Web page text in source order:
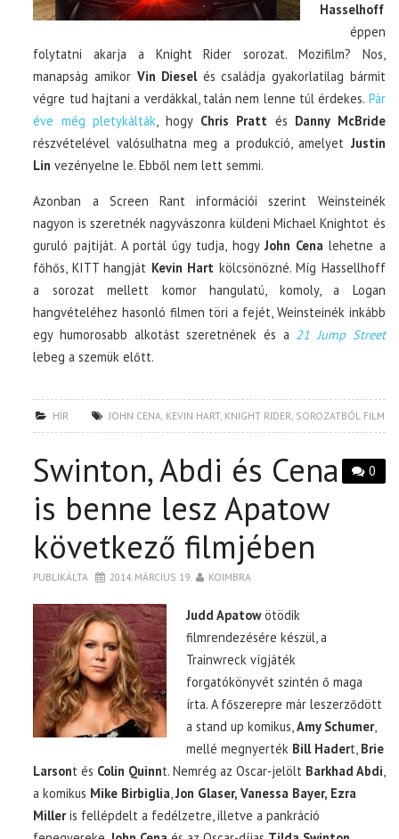
Hasselhoff
éppen
folytatni akarja a Knight Rider sorozat. Mozifilm? Nos,
manapság amikor Vin Dieselés családja gyakorlatilag bármit
végre tud hajtani a verdákkal, talán nem lenne túl érdekes. Pár
éve még pletykálták, hogyChris Pratt és Danny McBride
részvételével valósulhatna meg a produkció, amelyet Justin
Lin vezényelne le. Ebből nem lett semmi.
Azonban a Screen Rant információi szerint Weinsteinék
nagyon is szeretnék nagyvászonra küldeni Michael Knightot és
guruló pajtiját. A portál úgy tudja, hogy John Cena lehetne a
főhős, KITT hangját Kevin Hart kölcsönözné. Míg Hassellhoff
a sorozat mellett komor hangulatú, komoly, a Logan
hangvételéhez hasonló filmen töri a fejét, Weinsteinék inkább
egy humorosabb alkotást szeretnének és a 21 Jump Street
lebeg a szemük előtt.
HÍR JOHN CENA, KEVIN HART, KNIGHT RIDER, SOROZATBÓL FILM
0
Swinton, Abdi és Cena
is benne lesz Apatow
következő filmjében
PUBLIKÁLTA 2014. MÁRCIUS 19. KOIMBRA
Judd Apatowötödik
filmrendezésére készül, a
Trainwreck vígjáték
forgatókönyvét szintén ő maga
írta. A főszerepre már leszerződött
a stand up komikus,Amy Schumer,
mellé megnyerték Bill Hadert, Brie
Larsont és Colin Quinnt. Nemrég az Oscar-jelölt Barkhad Abdi,
a komikus Mike Birbiglia,Jon Glaser, Vanessa Bayer, Ezra
Milleris fellépdelt a fedélzetre, illetve a pankráció